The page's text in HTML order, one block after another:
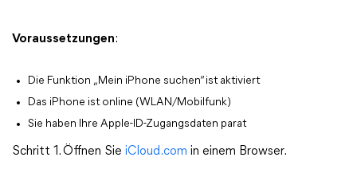
Voraussetzungen:
Die Funktion „Mein iPhone suchen“ ist aktiviert
Das iPhone ist online (WLAN/Mobilfunk)
Sie haben Ihre Apple-ID-Zugangsdaten parat
Schritt 1. Öffnen Sie iCloud.com in einem Browser.